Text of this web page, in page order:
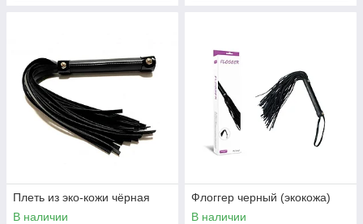
Плеть из эко-кожи чёрная
В наличии
Флоггер черный (экокожа)
В наличии